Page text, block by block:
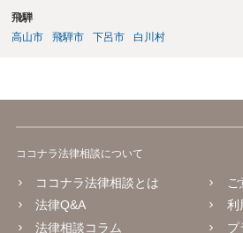
飛騨
高山市
飛騨市 下呂市 白川村
ココナラ法律相談について
ココナラ法律相談とは
法律Q&A
法律相談コラム
利
プ